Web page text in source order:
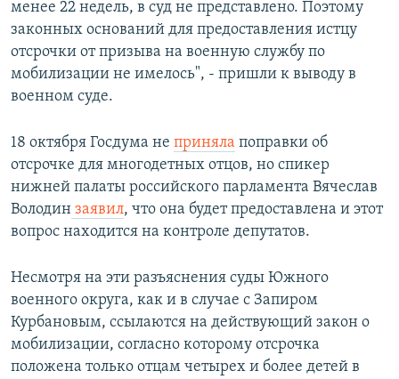
менее 22 недель, в суд не представлено. Поэтому
законных оснований для предоставления истцу
отсрочки от призыва на военную службу по
мобилизации не имелось", - пришли к выводу в
военном суде.
18 октября Госдума не приняла поправки об
отсрочке для многодетных отцов, но спикер
нижней палаты российского парламента Вячеслав
Володин заявил, что она будет предоставлена и этот
вопрос находится на контроле депутатов.
Несмотря на эти разъяснения суды Южного
военного округа, как и в случае с Запиром
Курбановым, ссылаются на действующий закон о
мобилизации, согласно которому отсрочка
положена только отцам четырех и более детей в